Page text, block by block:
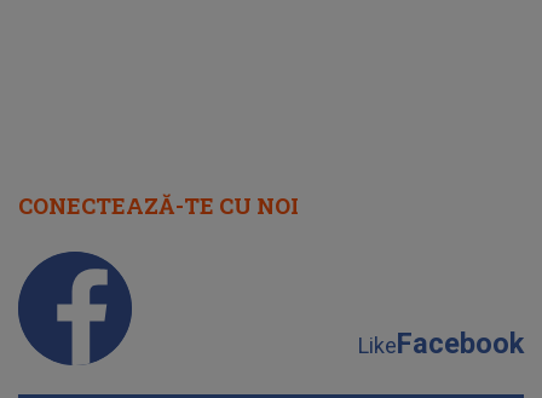
CONECTEAZĂ-TE CU NOI
LikeFacebook